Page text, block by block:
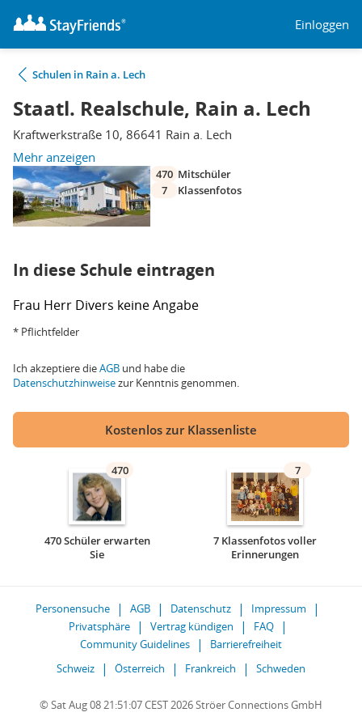
Einloggen
Schulen in Rain a. Lech
Staatl. Realschule, Rain a. Lech
Kraftwerkstraße 10, 86641 Rain a. Lech
Mehr anzeigen
470 Mitschüler
7
Klassenfotos
In diese Schule eintragen
Frau Herr Divers keine Angabe
* Pflichtfelder
Ich akzeptiere dieAGB und habe die
Datenschutzhinweisezur Kenntnis genommen.
Kostenlos zur Klassenliste
470
470 Schüler erwarten
Sie
7
7 Klassenfotos voller
Erinnerungen
Personensuche AGB Datenschutz
Impressum
Privatsphäre
Vertrag kündigen
FAQ
Community Guidelines
Barrierefreiheit
Schweiz
Österreich Frankreich Schweden
© Sat Aug 08 21:51:07 CEST 2026 Ströer Connections GmbH